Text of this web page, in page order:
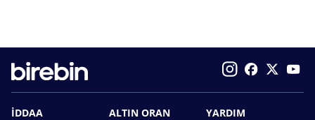
İDDAA
ALTIN ORAN
YARDIM